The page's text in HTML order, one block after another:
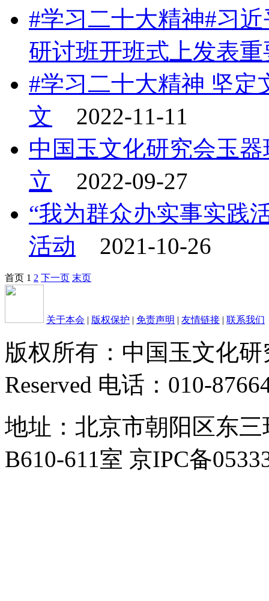
#学习二十大精神#习
研讨班开班式上发表重
#学习二十大精神 坚定
文
2022-11-11
中国玉文化研究会玉
立
2022-09-27
“我为群众办实事实践
活动
2021-10-26
首页 1 2 下一页 末页
关于本会 | 版权保护 | 免责声明 | 友情链接 | 联系我们
版权所有：中国玉文化
Reserved 电话：010-
地址：北京市朝阳区东
B610-611室 京IPC备